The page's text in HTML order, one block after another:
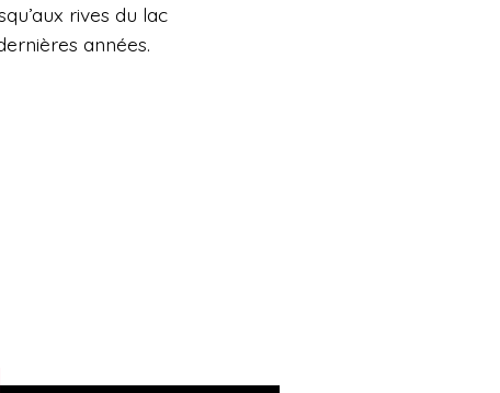
rives du lac
années.